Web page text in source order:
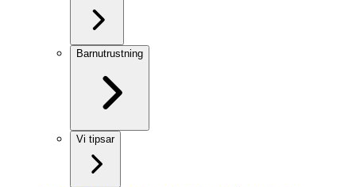
Barnutrustning
Vi tipsar